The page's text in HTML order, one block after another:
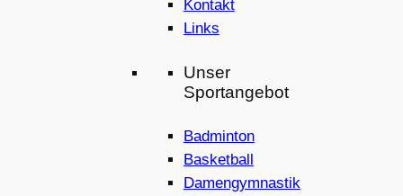
Kontakt
Links
Unser
Sportangebot
Badminton
Basketball
Damengymnastik